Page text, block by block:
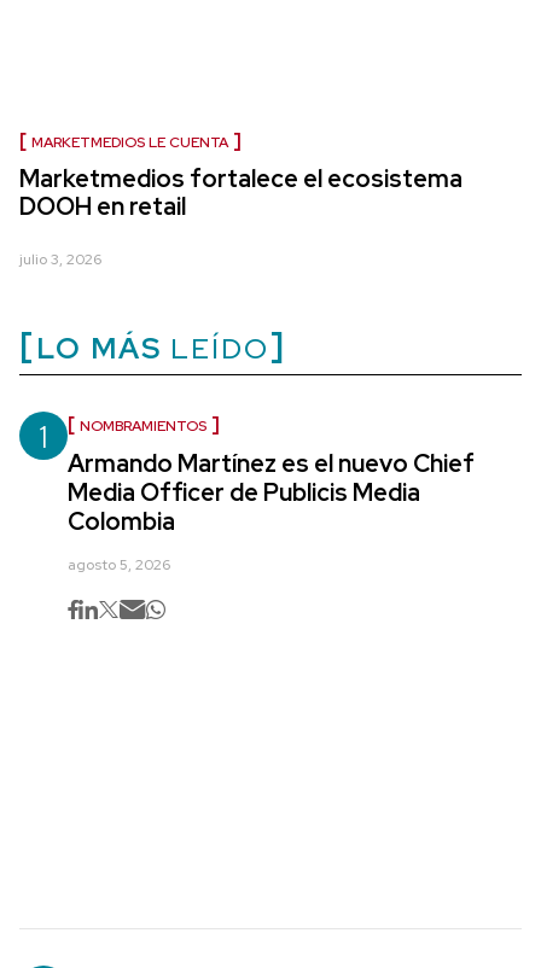
MARKETMEDIOS LE CUENTA
Marketmedios fortalece el ecosistema
DOOH en retail
julio 3, 2026
LO MÁS LEÍDO
1 NOMBRAMIENTOS
Armando Martínez es el nuevo Chief
Media Officer de Publicis Media
Colombia
agosto 5, 2026